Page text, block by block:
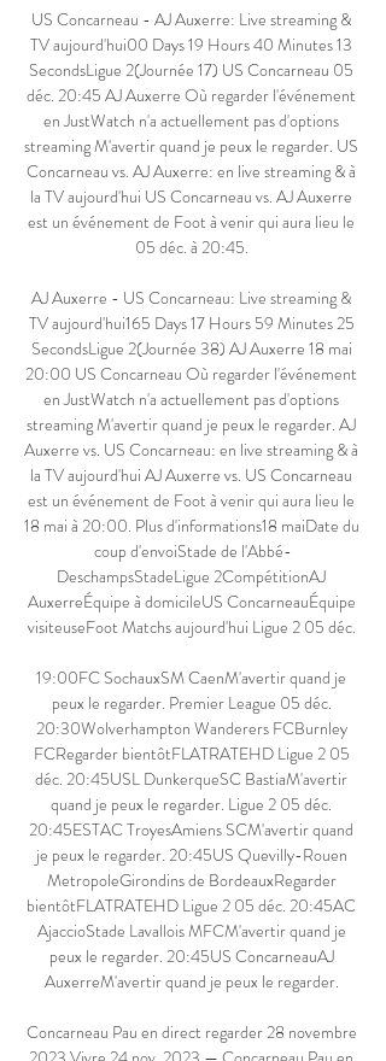
US Concarneau - AJ Auxerre: Live streaming &
TV aujourd'hui00 Days 19 Hours 40 Minutes 13
SecondsLigue 2(Journée 17) US Concarneau 05
déc. 20:45 AJ Auxerre Où regarder l'événement
en JustWatch n'a actuellement pas d'options
streaming M'avertir quand je peux le regarder. US
Concarneau vs. AJ Auxerre: en live streaming & à
la TV aujourd'hui US Concarneau vs. AJ Auxerre
est un événement de Foot à venir qui aura lieu le
05 déc. à 20:45.
AJ Auxerre - US Concarneau: Live streaming &
TV aujourd'hui165 Days 17 Hours 59 Minutes 25
SecondsLigue 2(Journée 38) AJ Auxerre 18 mai
20:00 US Concarneau Où regarder l'événement
en JustWatch n'a actuellement pas d'options
streaming M'avertir quand je peux le regarder. AJ
Auxerre vs. US Concarneau: en live streaming & à
la TV aujourd'hui AJ Auxerre vs. US Concarneau
est un événement de Foot à venir qui aura lieu le
18 mai à 20:00. Plus d'informations18 maiDate du
coup d'envoiStade de l'Abbé-
DeschampsStadeLigue 2CompétitionAJ
AuxerreÉquipe à domicileUS ConcarneauÉquipe
visiteuseFoot Matchs aujourd'hui Ligue 2 05 déc.
19:00FC SochauxSM CaenM'avertir quand je
peux le regarder. Premier League 05 déc.
20:30Wolverhampton Wanderers FCBurnley
FCRegarder bientôtFLATRATEHD Ligue 2 05
déc. 20:45USL DunkerqueSC BastiaM'avertir
quand je peux le regarder. Ligue 2 05 déc.
20:45ESTAC TroyesAmiens SCM'avertir quand
je peux le regarder. 20:45US Quevilly-Rouen
MetropoleGirondins de BordeauxRegarder
bientôtFLATRATEHD Ligue 2 05 déc. 20:45AC
AjaccioStade Lavallois MFCM'avertir quand je
peux le regarder. 20:45US ConcarneauAJ
AuxerreM'avertir quand je peux le regarder.
Concarneau Pau en direct regarder 28 novembre